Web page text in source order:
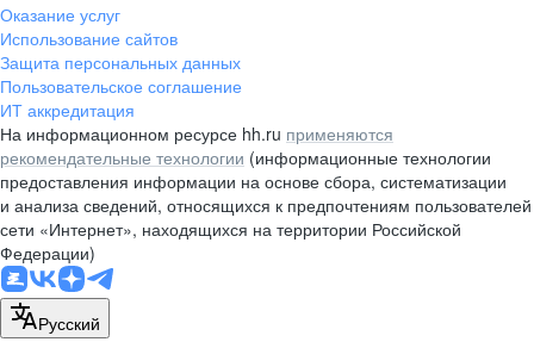
Алматы
пр. Абая, д. 151, БЦ Алатау,
12 этаж, офис 1209
+7 727 232-13-13
pr@headhunter.com.kz
Оказание услуг
Использование сайтов
Защита персональных данных
Пользовательское соглашение
ИТ аккредитация
На информационном ресурсе hh.ru применяются
рекомендательные технологии (информационные технологии
предоставления информации на основе сбора, систематизации
и анализа сведений, относящихся к предпочтениям пользователей
сети «Интернет», находящихся на территории Российской
Федерации)
Русский